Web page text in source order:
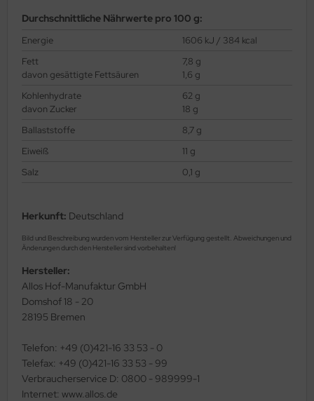
Durchschnittliche Nährwerte pro 100 g:
Energie
1606 kJ / 384 kcal
Fett
davon gesättigte Fettsäuren
7,8 g
1,6 g
Kohlenhydrate
davon Zucker
62 g
18 g
Ballaststoffe
8,7 g
Eiweiß
11 g
Salz
0,1 g
Herkunft: Deutschland
Bild und Beschreibung wurden vom Hersteller zur Verfügung gestellt. Abweichungen und
Änderungen durch den Hersteller sind vorbehalten!
Hersteller:
Allos Hof-Manufaktur GmbH
Domshof 18 - 20
28195 Bremen
Telefon: +49 (0)421-16 33 53 - 0
Telefax: +49 (0)421-16 33 53 - 99
Verbraucherservice D: 0800 - 989999-1
Internet: www.allos.de